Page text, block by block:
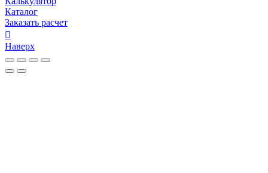
Каталог
Заказать расчет
Наверх